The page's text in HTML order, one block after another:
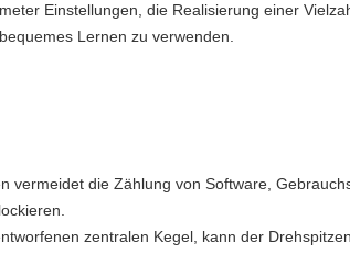
Einstellungen, die Realisierung einer
Lernen zu verwenden.
vermeidet die Zählung von Software,
zentralen Kegel, kann der